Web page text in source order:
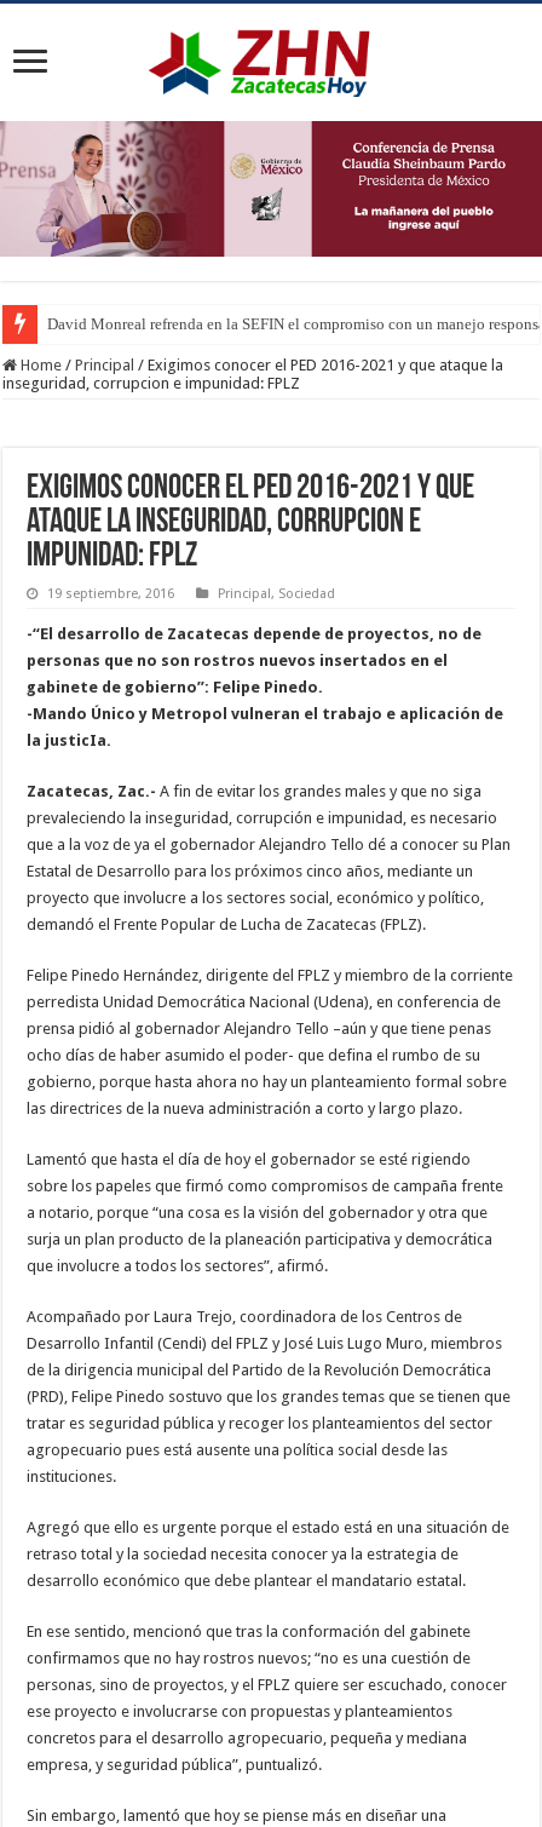
David Monreal refrenda en la SEFIN el compromiso con un manejo
Home / Principal / Exigimos conocer el PED 2016-2021 y que ataque la
inseguridad, corrupcion e impunidad: FPLZ
Exigimos conocer el PED 2016-2021 y que
ataque la inseguridad, corrupcion e
impunidad: FPLZ
19 septiembre, 2016 Principal, Sociedad
-“El desarrollo de Zacatecas depende de proyectos, no de
personas que no son rostros nuevos insertados en el
gabinete de gobierno”: Felipe Pinedo.
-Mando Único y Metropol vulneran el trabajo e aplicación de
la justicIa.
Zacatecas, Zac.- A fin de evitar los grandes males y que no siga
prevaleciendo la inseguridad, corrupción e impunidad, es necesario
que a la voz de ya el gobernador Alejandro Tello dé a conocer su Plan
Estatal de Desarrollo para los próximos cinco años, mediante un
proyecto que involucre a los sectores social, económico y político,
demandó el Frente Popular de Lucha de Zacatecas (FPLZ).
Felipe Pinedo Hernández, dirigente del FPLZ y miembro de la corriente
perredista Unidad Democrática Nacional (Udena), en conferencia de
prensa pidió al gobernador Alejandro Tello –aún y que tiene penas
ocho días de haber asumido el poder- que defina el rumbo de su
gobierno, porque hasta ahora no hay un planteamiento formal sobre
las directrices de la nueva administración a corto y largo plazo.
Lamentó que hasta el día de hoy el gobernador se esté rigiendo
sobre los papeles que firmó como compromisos de campaña frente
a notario, porque “una cosa es la visión del gobernador y otra que
surja un plan producto de la planeación participativa y democrática
que involucre a todos los sectores”, afirmó.
Acompañado por Laura Trejo, coordinadora de los Centros de
Desarrollo Infantil (Cendi) del FPLZ y José Luis Lugo Muro, miembros
de la dirigencia municipal del Partido de la Revolución Democrática
(PRD), Felipe Pinedo sostuvo que los grandes temas que se tienen que
tratar es seguridad pública y recoger los planteamientos del sector
agropecuario pues está ausente una política social desde las
instituciones.
Agregó que ello es urgente porque el estado está en una situación de
retraso total y la sociedad necesita conocer ya la estrategia de
desarrollo económico que debe plantear el mandatario estatal.
En ese sentido, mencionó que tras la conformación del gabinete
confirmamos que no hay rostros nuevos; “no es una cuestión de
personas, sino de proyectos, y el FPLZ quiere ser escuchado, conocer
ese proyecto e involucrarse con propuestas y planteamientos
concretos para el desarrollo agropecuario, pequeña y mediana
empresa, y seguridad pública”, puntualizó.
Sin embargo, lamentó que hoy se piense más en diseñar una